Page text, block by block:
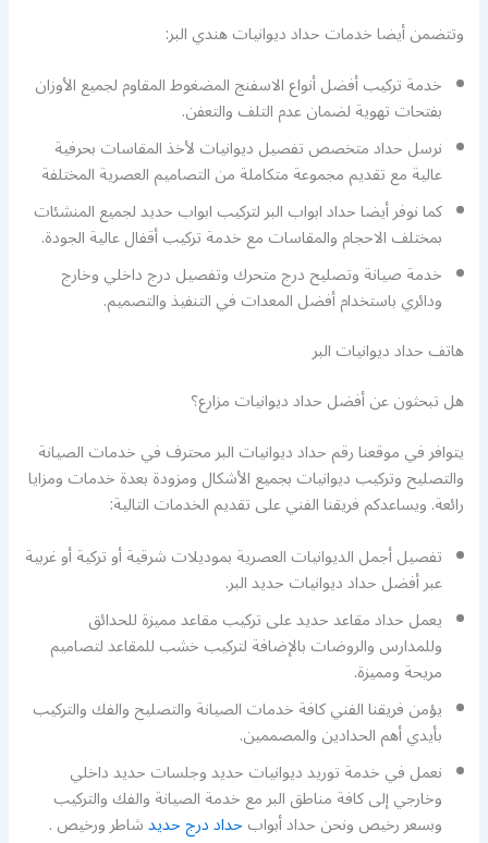
وتتضمن أيضا خدمات حداد ديوانيات هندي البر:
خدمة تركيب أفضل أنواع الاسفنج المضغوط المقاوم لجميع الأوزان
بفتحات تهوية لضمان عدم التلف والتعفن.
نرسل حداد متخصص تفصيل ديوانيات لأخذ المقاسات بحرفية
عالية مع تقديم مجموعة متكاملة من التصاميم العصرية المختلفة
كما نوفر أيضا حداد ابواب البر لتركيب ابواب حديد لجميع المنشئات
بمختلف الاحجام والمقاسات مع خدمة تركيب أقفال عالية الجودة.
خدمة صيانة وتصليح درج متحرك وتفصيل درج داخلي وخارج
ودائري باستخدام أفضل المعدات في التنفيذ والتصميم.
هاتف حداد ديوانيات البر
هل تبحثون عن أفضل حداد ديوانيات مزارع؟
يتوافر في موقعنا رقم حداد ديوانيات البر محترف في خدمات الصيانة
والتصليح وتركيب ديوانيات بجميع الأشكال ومزودة بعدة خدمات ومزايا
رائعة. ويساعدكم فريقنا الفني على تقديم الخدمات التالية:
تفصيل أجمل الديوانيات العصرية بموديلات شرقية أو تركية أو غربية
عبر أفضل حداد ديوانيات حديد البر.
يعمل حداد مقاعد حديد على تركيب مقاعد مميزة للحدائق
وللمدارس والروضات بالإضافة لتركيب خشب للمقاعد لتصاميم
مريحة ومميزة.
يؤمن فريقنا الفني كافة خدمات الصيانة والتصليح والفك والتركيب
بأيدي أهم الحدادين والمصممين.
نعمل في خدمة توريد ديوانيات حديد وجلسات حديد داخلي
وخارجي إلى كافة مناطق البر مع خدمة الصيانة والفك والتركيب
وبسعر رخيص ونحن حداد أبوابحداد درج حديدشاطر ورخيص .